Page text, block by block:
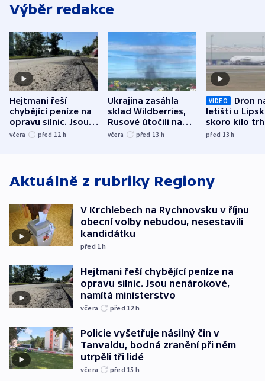
Výběr redakce
Hejtmani řeší
chybějící peníze na
opravu silnic. Jsou
nenárokové, namítá
včera před 12 h
Ukrajina zasáhla
sklad Wildberries,
Rusové útočili na
trh, hasiče či
včera před 13 h
VIDEO
Dron
letišti u
skoro kilo
indicie
před 13h
Aktuálně z rubriky Regiony
V Krchlebech na Rychnovsku v říjnu
obecní volby nebudou, nesestavili
kandidátku
před 1h
Hejtmani řeší chybějící peníze na
opravu silnic. Jsou nenárokové,
namítá ministerstvo
včera před 12 h
Policie vyšetřuje násilný čin v
Tanvaldu, bodná zranění při něm
utrpěli tři lidé
včera před 15 h